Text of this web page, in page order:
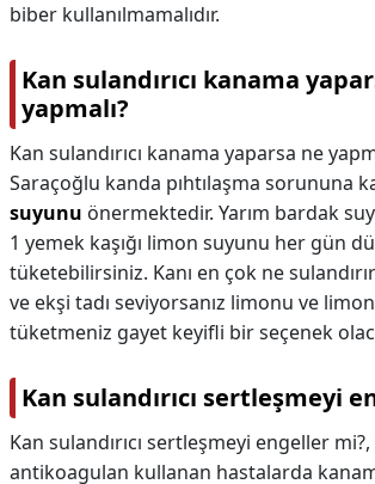
biber kullanılmamalıdır.
Kan sulandırıcı kanama
yapmalı?
Kan sulandırıcı kanama yaparsa ne
Saraçoğlu kanda pıhtılaşma sorununa
suyunu önermektedir. Yarım bardak
1 yemek kaşığı limon suyunu her gün
tüketebilirsiniz. Kanı en çok ne
ve ekşi tadı seviyorsanız limonu ve
tüketmeniz gayet keyifli bir seçenek
Kan sulandırıcı sertleşmeyi
Kan sulandırıcı sertleşmeyi engeller mi?,
antikoagulan kullanan hastalarda